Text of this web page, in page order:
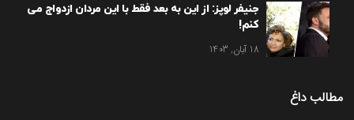
جنیفر لوپز: از این به بعد فقط با این مردان ازدواج می
کنم!
18 آبان, 1403
مطالب داغ